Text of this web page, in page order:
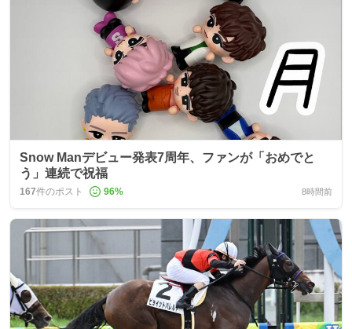
Snow Manデビュー発表7周年、ファンが「おめでと
う」連続で祝福
167件のポスト 96% 8時間前